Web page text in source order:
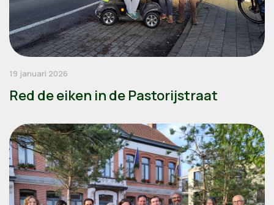
19 januari 2026
Red de eiken in de Pastorijstraat